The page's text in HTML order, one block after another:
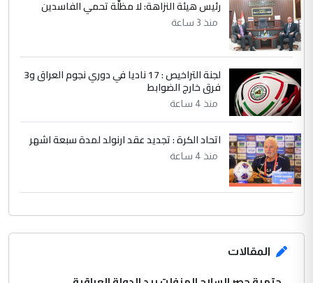
رئيس هيئة النزاهة: لا مظلَّة تحمي الفاسدين
منذ 3 ساعة
لجنة التراخيص : 17 ناديا في دوري نجوم العراق و3
فرق خارج الضوابط
منذ 4 ساعة
اتحاد الكرة : تجديد عقد ارنولد لمدة سبعة اشهر
منذ 4 ساعة
المقالات